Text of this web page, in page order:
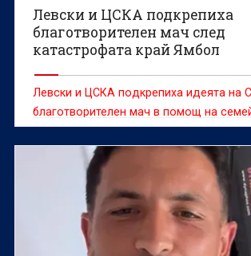
Левски и ЦСКА подкрепиха
благотворителен мач след
катастрофата край Ямбол
Левски и ЦСКА подкрепиха идеята на
благотворителен мач в помощ на
жертвите и пострадалите от
катастрофа край Ямбол, съобщиха от
футболен клуб.